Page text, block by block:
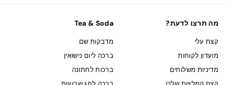
מה תרצו לדעת?
קצת עלי
מועדון לקוחות
מדיניות משלוחים
Tea & Soda
מדבקות שם
ברכה ליום נישואין
ברכות לחתונה